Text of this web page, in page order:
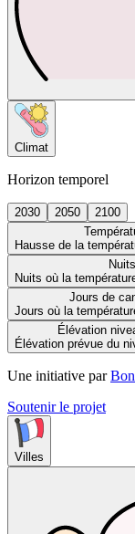
Climat
Horizon temporel
2030 2050
2100
Hausse de la
Nuits où la
Jours de
Jours où la
Élévation
Élévation prévue du
Une initiative par
Soutenir le projet
Villes